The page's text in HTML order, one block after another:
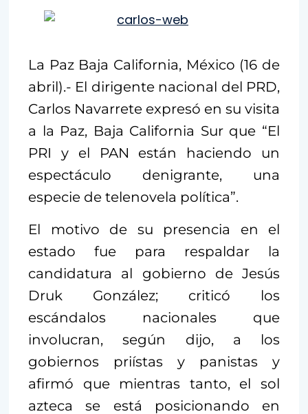
La Paz Baja California, México (16 de
abril).- El dirigente nacional del PRD,
Carlos Navarrete expresó en su visita
a la Paz, Baja California Sur que “El
PRI y el PAN están haciendo un
espectáculo denigrante, una
especie de telenovela política”.
El motivo de su presencia en el
estado fue para respaldar la
candidatura al gobierno de Jesús
Druk González; criticó los
escándalos nacionales que
involucran, según dijo, a los
gobiernos priístas y panistas y
afirmó que mientras tanto, el sol
azteca se está posicionando en